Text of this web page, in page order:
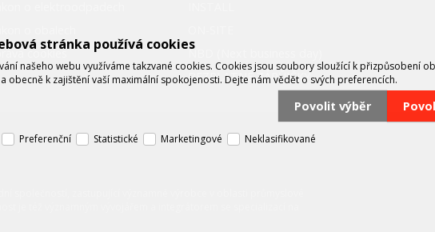
cookies
NBD (Next business day)
BEZPLATNÉ ZÁPŮJČKY
stránka používá cookies
našeho webu využíváme takzvané cookies. Cookies jsou soubory sloužící k přizpůsobení
obecně k zajištění vaší maximální spokojenosti. Dejte nám vědět o svých preferencích.
Povolit výběr
Preferenční Statistické Marketingové Neklasifikované